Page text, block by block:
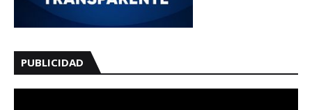
PUBLICIDAD